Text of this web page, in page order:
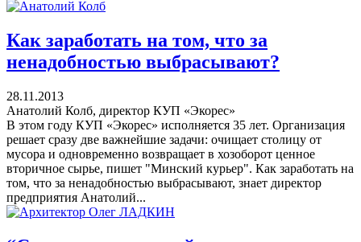
Как заработать на том, что за
ненадобностью выбрасывают?
28.11.2013
Анатолий Колб, директор КУП «Экорес»
В этом году КУП «Экорес» исполняется 35 лет. Организация
решает сразу две важнейшие задачи: очищает столицу от
мусора и одновременно возвращает в хозоборот ценное
вторичное сырье, пишет "Минский курьер". Как заработать на
том, что за ненадобностью выбрасывают, знает директор
предприятия Анатолий...